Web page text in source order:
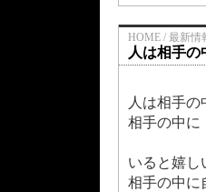
HOME / 最新情
人は相手の
人は相手の
相手の中に
いると嬉し
相手の中に